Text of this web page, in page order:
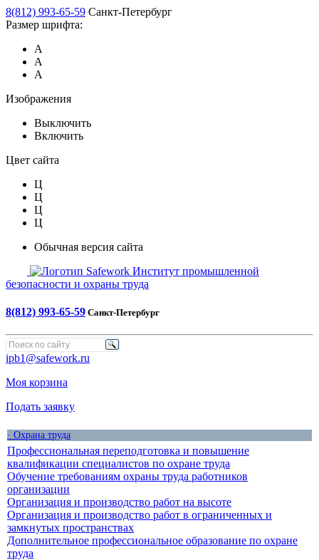
8(812) 993-65-59 Санкт-Петербург
Размер шрифта:
А
А
А
Изображения
Выключить
Включить
Цвет сайта
Ц
Ц
Ц
Ц
Обычная версия сайта
Safework Институт промышленной
безопасности и охраны труда
8(812) 993-65-59 Санкт-Петербург
ipb1@safework.ru
Моя корзина
Подать заявку
· Охрана труда
Профессиональная переподготовка и повышение
квалификации специалистов по охране труда
Обучение требованиям охраны труда работников
организации
Организация и производство работ на высоте
Организация и производство работ в ограниченных и
замкнутых пространствах
Дополнительное профессиональное образование по охране
труда